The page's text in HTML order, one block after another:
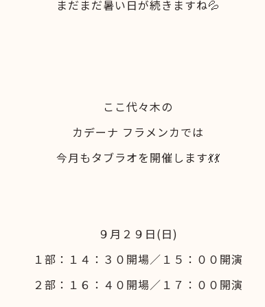
まだまだ暑い日が続きますね💦
ここ代々木の
カデーナ フラメンカでは
今月もタブラオを開催します💃💃
９月２９日(日)
１部：１４：３０開場／１５：００開演
２部：１６：４０開場／１７：００開演